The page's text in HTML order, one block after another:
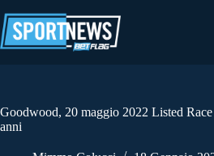
al
contenuto
Goodwood, 20 maggio 2022 Listed
anni